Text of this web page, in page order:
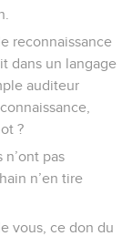
reconnaissance
dans un langage
auditeur
?
pas
n’en tire
vous, ce don du